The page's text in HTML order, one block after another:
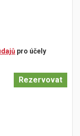
pro účely